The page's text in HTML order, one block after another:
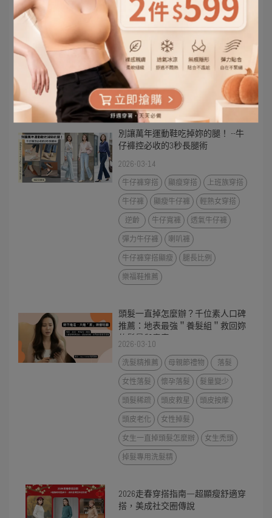
簡單穿搭變好看
高級感穿搭
歐美穿搭風格
女生時尚穿搭
深色顯瘦穿搭
亮色穿搭技巧
多巴胺穿搭
顯瘦配色
穿搭減肥法
V領顯瘦
遮肉穿搭技巧
不顯胖穿搭
別讓萬年運動鞋吃掉妳的腿！ --牛
仔褲控必收的3秒長腿術
2026-03-14
牛仔褲穿搭 顯瘦穿搭
上班族穿搭
牛仔褲
顯瘦牛仔褲
輕熟女穿搭
逆齡
牛仔寬褲
透氣牛仔褲
彈力牛仔褲
喇叭褲
牛仔褲穿搭顯瘦
腿長比例
樂福鞋推薦
頭髮一直掉怎麼辦？千位素人口碑
推薦：地表最強＂養髮組＂救回妳
的髮量與青春
2026-03-10
洗髮精推薦 母親節禮物
落髮
女性落髮
懷孕落髮
髮量變少
頭髮稀疏
頭皮救星
頭皮按摩
頭皮老化
女性掉髮
女生一直掉頭髮怎麼辦
女生禿頭
掉髮專用洗髮精
2026走春穿搭指南—超顯瘦舒適穿
搭，美成社交圈傳說